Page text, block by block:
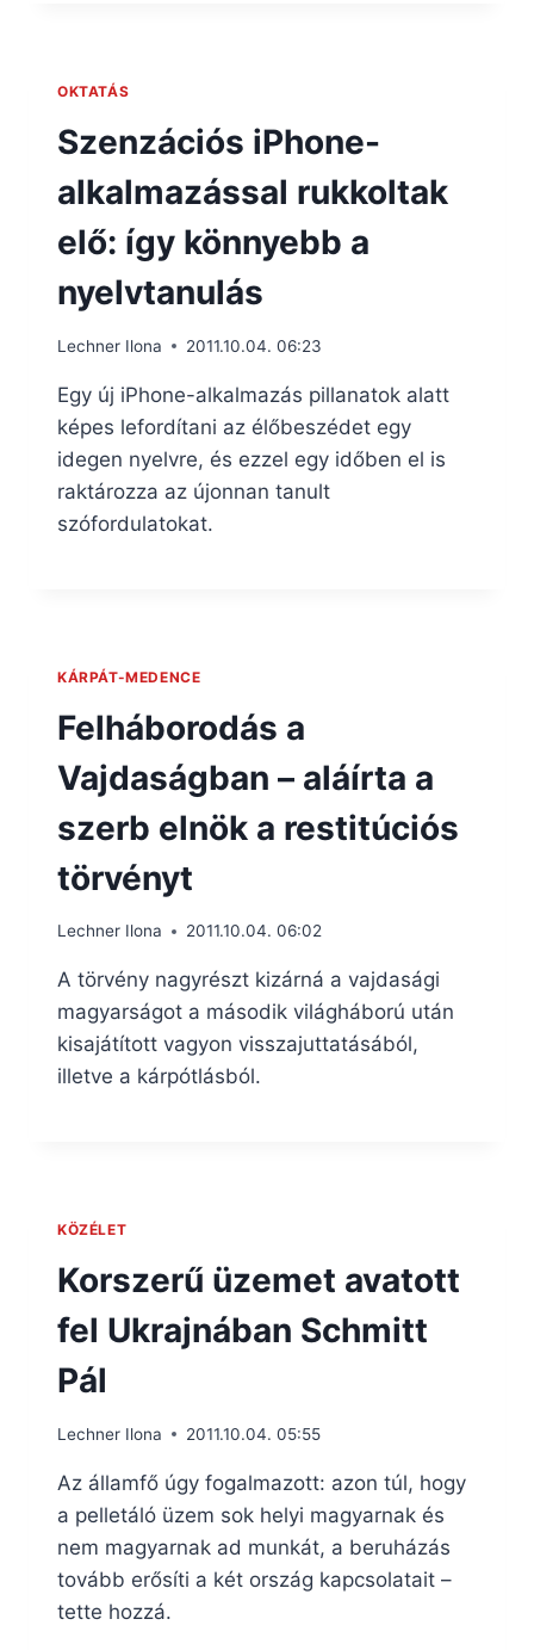
OKTATÁS
Szenzációs iPhone-
alkalmazással rukkoltak
elő: így könnyebb a
nyelvtanulás
Lechner Ilona 2011.10.04. 06:23
Egy új iPhone-alkalmazás pillanatok alatt
képes lefordítani az élőbeszédet egy
idegen nyelvre, és ezzel egy időben el is
raktározza az újonnan tanult
szófordulatokat.
KÁRPÁT-MEDENCE
Felháborodás a
Vajdaságban – aláírta a
szerb elnök a restitúciós
törvényt
Lechner Ilona 2011.10.04. 06:02
A törvény nagyrészt kizárná a vajdasági
magyarságot a második világháború után
kisajátított vagyon visszajuttatásából,
illetve a kárpótlásból.
KÖZÉLET
Korszerű üzemet avatott
fel Ukrajnában Schmitt
Pál
Lechner Ilona 2011.10.04. 05:55
Az államfő úgy fogalmazott: azon túl, hogy
a pelletáló üzem sok helyi magyarnak és
nem magyarnak ad munkát, a beruházás
tovább erősíti a két ország kapcsolatait –
tette hozzá.